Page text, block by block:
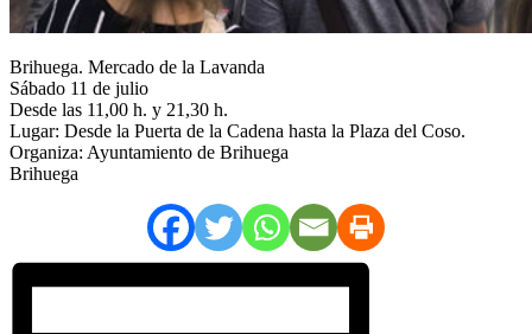
Brihuega. Mercado de la Lavanda
Sábado 11 de julio
Desde las 11,00 h. y 21,30 h.
Lugar: Desde la Puerta de la Cadena hasta la Plaza del Coso.
Organiza: Ayuntamiento de Brihuega
Brihuega